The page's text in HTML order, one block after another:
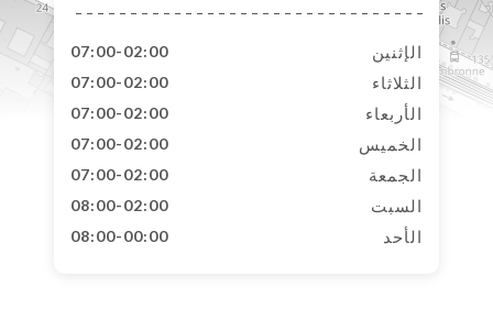
الإثنين 07:00-02:00
الثلاثاء 07:00-02:00
الأربعاء 07:00-02:00
الخميس 07:00-02:00
الجمعة 07:00-02:00
السبت 08:00-02:00
الأحد 08:00-00:00